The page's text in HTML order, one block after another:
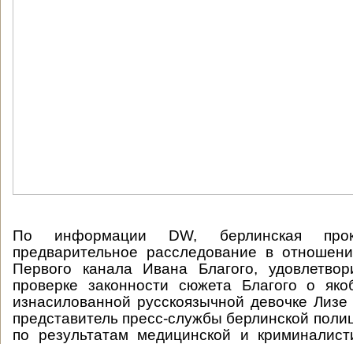
По информации DW, берлинская
предварительное расследование в
Первого канала Ивана Благого,
проверке законности сюжета Благого о
изнасилованной русскоязычной девочке
представитель пресс-службы берлинской
по результатам медицинской и